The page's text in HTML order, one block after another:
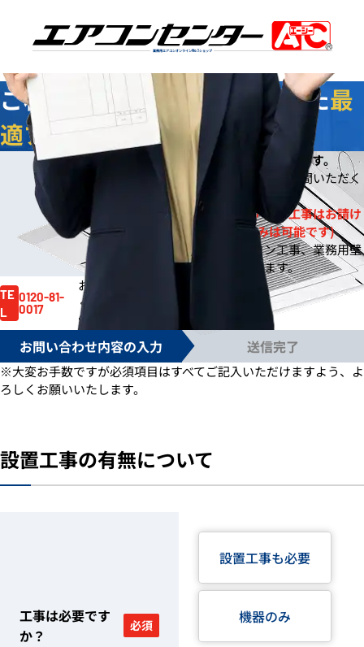
業務用エアコンオンラインNo.1ショップ
ご相談 無料 ！お客様に合わせた最
適プラン
をご提案します
今なら ※お見積りをご提出いたします。
※ご依頼の規模によりご案内までお時間いただく
場合もございます。
※一般住宅への壁掛ルームエアコン工事はお請け
しておりません。(機器販売のみは可能です)
※事務所や店舗のルームエアコン工事、業務用壁
掛エアコン工事は対応しております。
TE
L
0120-81-
0017
お見積り依頼はお電話でも賜ります。お気軽にご依頼
ください。
電話受付時間 /
お問い合わせ内容の入力 送信完了
※大変お手数ですが必須項目はすべてご記入いただけますよう、よ
ろしくお願いいたします。
設置工事の有無について
工事は必要です
か？
必須
設置工事も必要
機器のみ